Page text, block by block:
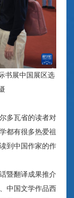
书展中国展区选
多瓦省的读者对
都有很多热爱祖
到中国作家的作
暨翻译成果推介
中国文学作品西